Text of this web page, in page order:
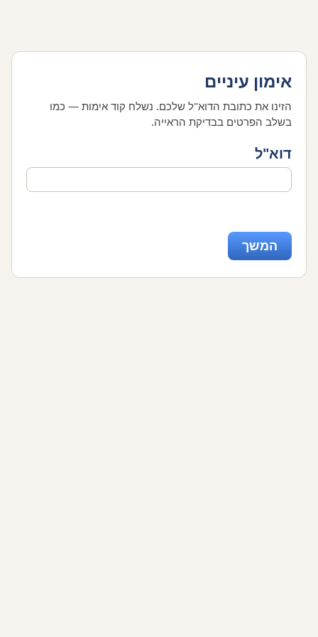
אימון עיניים
הזינו את כתובת הדוא"ל שלכם. נשלח קוד אימות — כמו
בשלב הפרטים בבדיקת הראייה.
דוא"ל
המשך